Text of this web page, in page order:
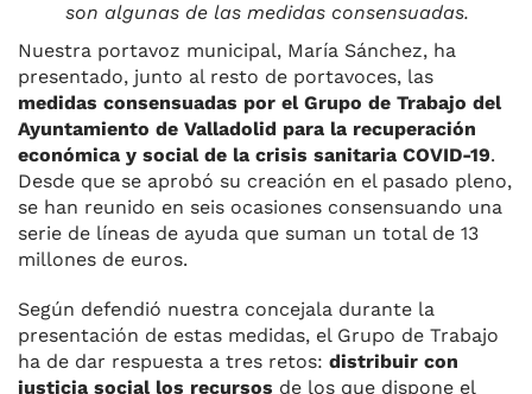
son algunas de las medidas consensuadas.
Nuestra portavoz municipal, María Sánchez, ha
presentado, junto al resto de portavoces, las
medidas consensuadas por el Grupo de Trabajo del
Ayuntamiento de Valladolid para la recuperación
económica y social de la crisis sanitaria COVID-19.
Desde que se aprobó su creación en el pasado pleno,
se han reunido en seis ocasiones consensuando una
serie de líneas de ayuda que suman un total de 13
millones de euros.
Según defendió nuestra concejala durante la
presentación de estas medidas, el Grupo de Trabajo
ha de dar respuesta a tres retos: distribuir con
justicia social los recursos de los que dispone el